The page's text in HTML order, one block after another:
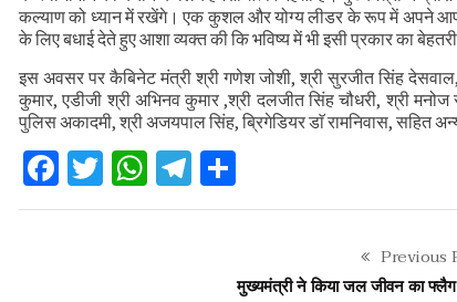
कल्याण को ध्यान में रखेंगे। एक कुशल और योग्य लीडर के रूप में अपने
के लिए बधाई देते हुए आशा व्यक्त की कि भविष्य में भी इसी प्रकार का
इस अवसर पर कैबिनेट मंत्री श्री गणेश जोशी, श्री सुरजीत सिंह
कुमार, एडीजी श्री अभिनव कुमार ,श्री दलजीत सिंह चौधरी, श्री मनोज
पुलिस अकादमी, श्री अजयपाल सिंह, ब्रिगेडियर डाॅ रामनिवास, सहित
Facebook
Twitter
WhatsApp
Telegram
Previous
मुख्यमंत्री ने किया जल जीवन का